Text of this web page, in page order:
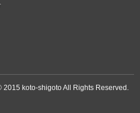
2015 koto-shigoto All Rights Reserved.